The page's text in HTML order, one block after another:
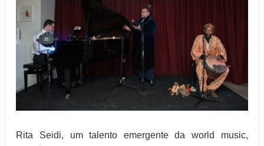
Rita Seidi, um talento emergente da world music,